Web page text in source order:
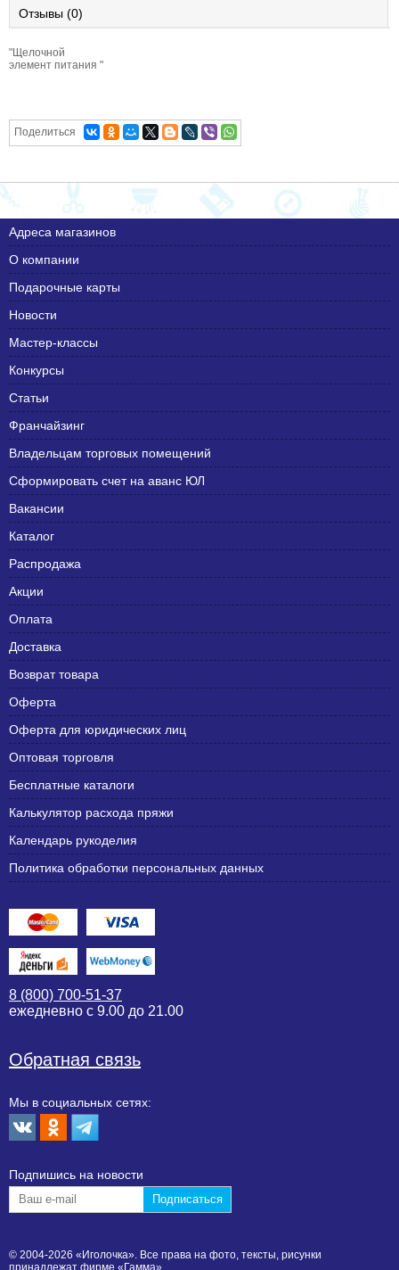
Отзывы (0)
"Щелочной
элемент питания "
Поделиться
Адреса магазинов
О компании
Подарочные карты
Новости
Мастер-классы
Конкурсы
Статьи
Франчайзинг
Владельцам торговых помещений
Сформировать счет на аванс ЮЛ
Вакансии
Каталог
Распродажа
Акции
Оплата
Доставка
Возврат товара
Оферта
Оферта для юридических лиц
Оптовая торговля
Бесплатные каталоги
Калькулятор расхода пряжи
Календарь рукоделия
Политика обработки персональных данных
8 (800) 700-51-37
ежедневно с 9.00 до 21.00
Обратная связь
Мы в социальных сетях:
Подпишиcь на новости
© 2004-2026 «Иголочка». Все права на фото, тексты, рисунки
принадлежат фирме «Гамма».